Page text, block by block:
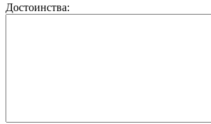
Достоинства: